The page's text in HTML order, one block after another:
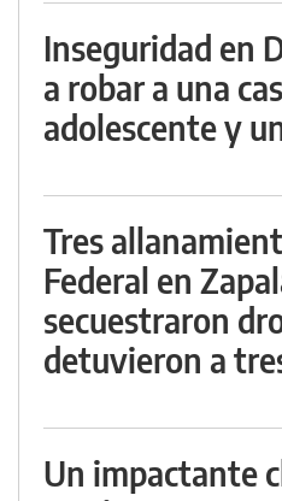
Inseguridad en
a robar a una
adolescente y
Tres
Federal en
secuestraron
detuvieron a
Un impactante